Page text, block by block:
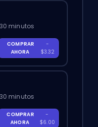
minutos
COMPRAR
AHORA
-
$3.32
minutos
COMPRAR
AHORA
-
$6.00